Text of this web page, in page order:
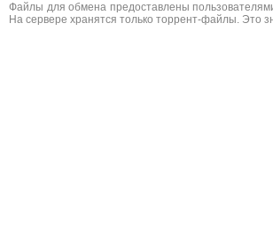
Файлы для обмена предоставлены
На сервере хранятся только торрент-файлы. Это